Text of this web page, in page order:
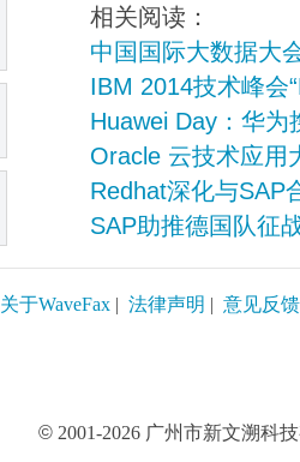
相关阅读：
中国国际大数据大
IBM 2014技术峰会
Huawei Day：华为
Oracle 云技术应用
Redhat深化与SAP
SAP助推德国队征
关于WaveFax | 法律声明 | 意见反馈
© 2001-2026 广州市新文溯科